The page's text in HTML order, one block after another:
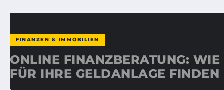
FINANZEN & IMMOBILIEN
ONLINE FINANZBERATUNG:
FÜR IHRE GELDANLAGE FINDEN